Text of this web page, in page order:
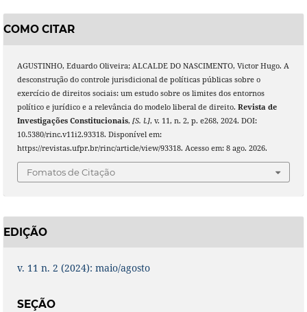
COMO CITAR
AGUSTINHO, Eduardo Oliveira; ALCALDE DO NASCIMENTO, Victor Hugo. A
desconstrução do controle jurisdicional de políticas públicas sobre o
exercício de direitos sociais: um estudo sobre os limites dos entornos
político e jurídico e a relevância do modelo liberal de direito. Revista de
Investigações Constitucionais, [S. l.], v. 11, n. 2, p. e268, 2024. DOI:
10.5380/rinc.v11i2.93318. Disponível em:
https://revistas.ufpr.br/rinc/article/view/93318. Acesso em: 8 ago. 2026.
Fomatos de Citação
EDIÇÃO
v. 11 n. 2 (2024): maio/agosto
SEÇÃO